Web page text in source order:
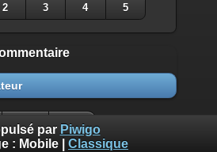
2 3 4 5
par Piwigo
: Mobile Classique